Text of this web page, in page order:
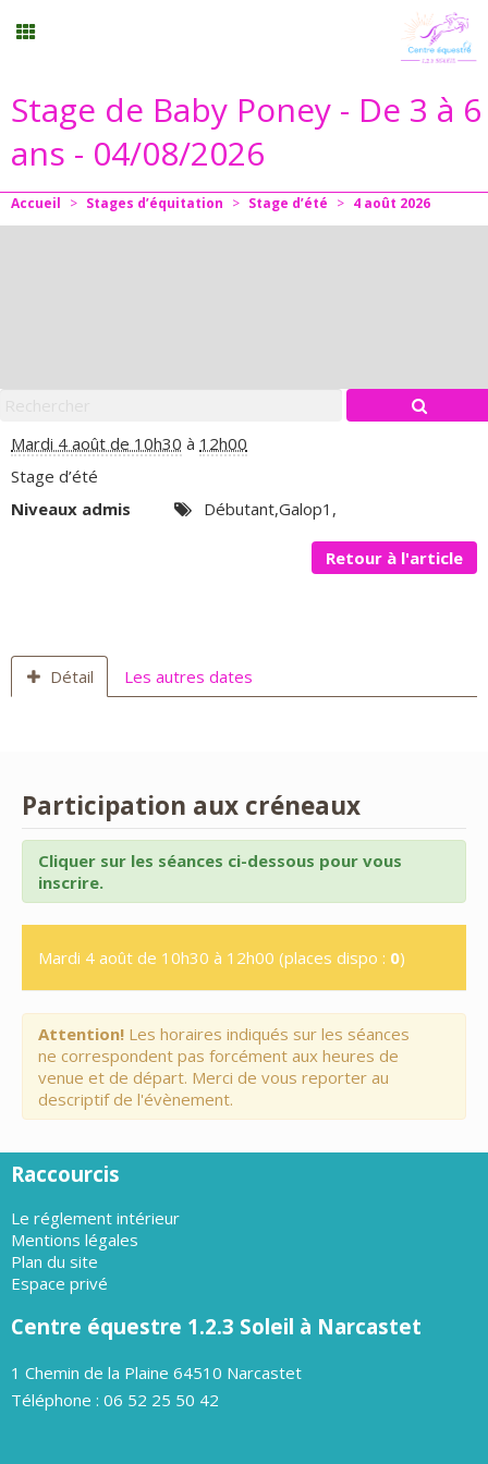
Randonnée
Contact
Stage de Baby Poney - De 3 à 6
ans - 04/08/2026
Accueil > Stages d’équitation > Stage d’été > 4 août 2026
Mardi 4 août de 10h30 à 12h00
Stage d’été
Niveaux admis
Débutant,Galop1,
Retour à l'article
Détail Les autres dates
Participation aux créneaux
Cliquer sur les séances ci-dessous pour vous
inscrire.
Mardi 4 août de 10h30 à 12h00 (places dispo : 0)
Attention! Les horaires indiqués sur les séances
ne correspondent pas forcément aux heures de
venue et de départ. Merci de vous reporter au
descriptif de l'évènement.
Raccourcis
Le réglement intérieur
Mentions légales
Plan du site
Espace privé
Centre équestre 1.2.3 Soleil à Narcastet
1 Chemin de la Plaine 64510 Narcastet
Téléphone : 06 52 25 50 42